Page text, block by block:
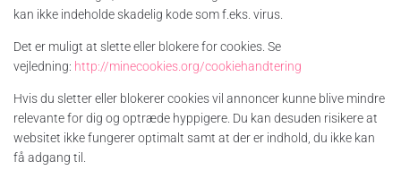
kan ikke indeholde skadelig kode som f.eks. virus.
Det er muligt at slette eller blokere for cookies. Se
vejledning: http://minecookies.org/cookiehandtering
Hvis du sletter eller blokerer cookies vil annoncer kunne blive mindre
relevante for dig og optræde hyppigere. Du kan desuden risikere at
websitet ikke fungerer optimalt samt at der er indhold, du ikke kan
få adgang til.